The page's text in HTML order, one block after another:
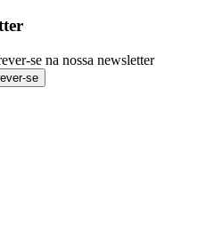
se na nossa newsletter
se